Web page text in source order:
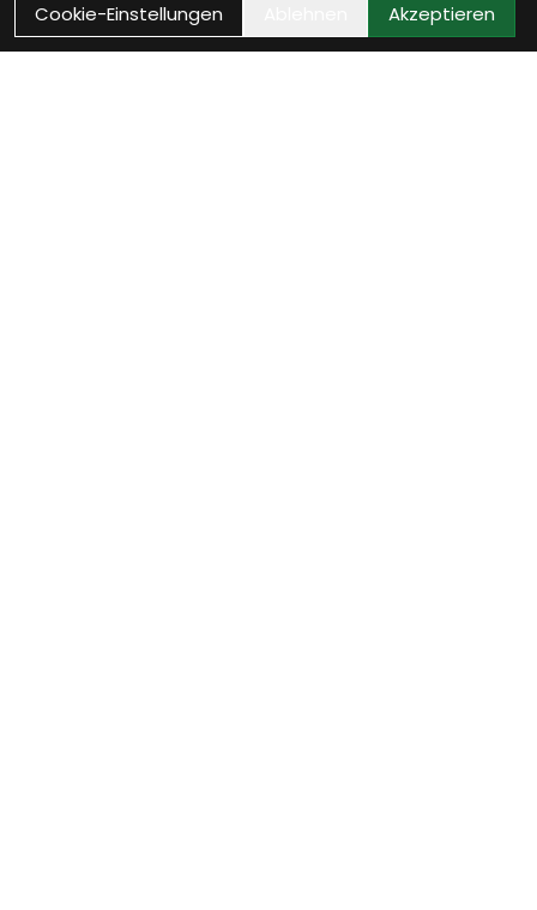
Cookie-Einstellungen
Akzeptieren